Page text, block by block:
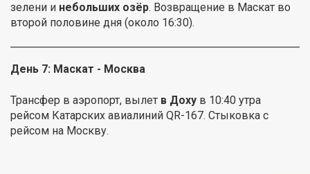
зелени и небольших озёр. Возвращение в Маскат во
второй половине дня (около 16:30).
День 7: Маскат - Москва
Трансфер в аэропорт, вылет в Доху в 10:40 утра
рейсом Катарских авиалиний QR-167. Стыковка с
рейсом на Москву.